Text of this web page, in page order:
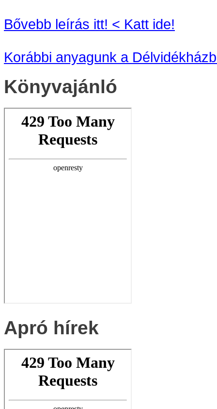
Bővebb leírás itt! < Katt ide!
Korábbi anyagunk a
Könyvajánló
Apró hírek